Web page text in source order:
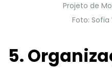
Projeto de
Foto:
5.